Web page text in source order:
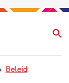
Beleid